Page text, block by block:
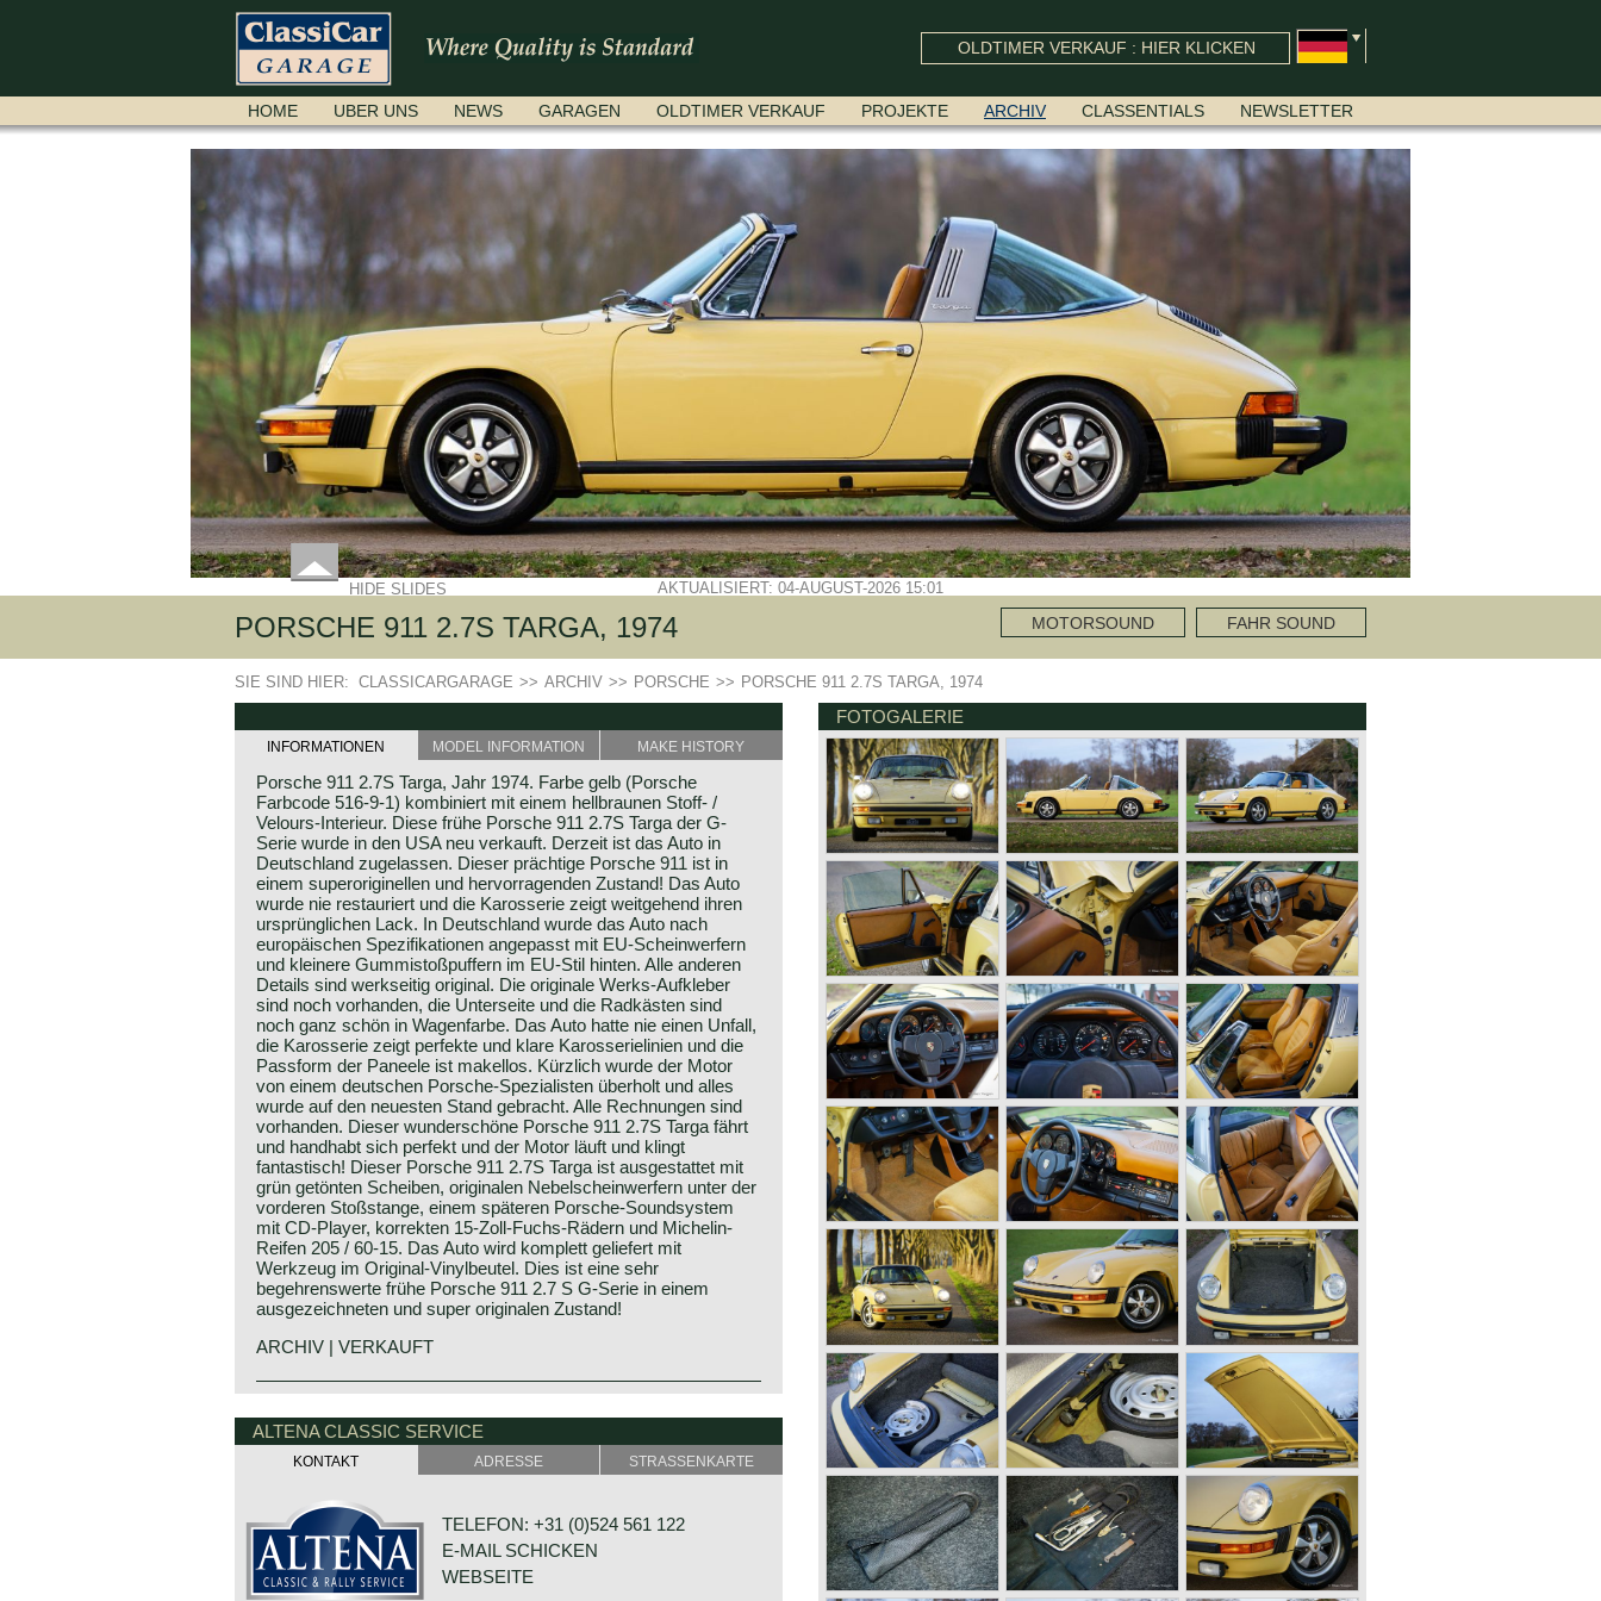
OLDTIMER VERKAUF : HIER KLICKEN
NAVIGATION
ÜBERSPRINGEN
HOME UBER UNS NEWS GARAGEN OLDTIMER VERKAUF PROJEKTE ARCHIV CLASSENTIALS NEWSLETTER
HIDE SLIDES AKTUALISIERT: 04-AUGUST-2026 15:01
PORSCHE 911 2.7S TARGA, 1974 MOTORSOUND FAHR SOUND
SIE SIND HIER: CLASSICARGARAGE >> ARCHIV >> PORSCHE >> PORSCHE 911 2.7S TARGA, 1974
INFORMATIONEN MODEL INFORMATION MAKE HISTORY
Porsche 911 2.7S Targa, Jahr 1974. Farbe gelb (Porsche
Farbcode 516-9-1) kombiniert mit einem hellbraunen Stoff- /
Velours-Interieur. Diese frühe Porsche 911 2.7S Targa der G-
Serie wurde in den USA neu verkauft. Derzeit ist das Auto in
Deutschland zugelassen. Dieser prächtige Porsche 911 ist in
einem superoriginellen und hervorragenden Zustand! Das Auto
wurde nie restauriert und die Karosserie zeigt weitgehend ihren
ursprünglichen Lack. In Deutschland wurde das Auto nach
europäischen Spezifikationen angepasst mit EU-Scheinwerfern
und kleinere Gummistoßpuffern im EU-Stil hinten. Alle anderen
Details sind werkseitig original. Die originale Werks-Aufkleber
sind noch vorhanden, die Unterseite und die Radkästen sind
noch ganz schön in Wagenfarbe. Das Auto hatte nie einen Unfall,
die Karosserie zeigt perfekte und klare Karosserielinien und die
Passform der Paneele ist makellos. Kürzlich wurde der Motor
von einem deutschen Porsche-Spezialisten überholt und alles
wurde auf den neuesten Stand gebracht. Alle Rechnungen sind
vorhanden. Dieser wunderschöne Porsche 911 2.7S Targa fährt
und handhabt sich perfekt und der Motor läuft und klingt
fantastisch! Dieser Porsche 911 2.7S Targa ist ausgestattet mit
grün getönten Scheiben, originalen Nebelscheinwerfern unter der
vorderen Stoßstange, einem späteren Porsche-Soundsystem
mit CD-Player, korrekten 15-Zoll-Fuchs-Rädern und Michelin-
Reifen 205 / 60-15. Das Auto wird komplett geliefert mit
Werkzeug im Original-Vinylbeutel. Dies ist eine sehr
begehrenswerte frühe Porsche 911 2.7 S G-Serie in einem
ausgezeichneten und super originalen Zustand!
ARCHIV | VERKAUFT
Technical data*
6 cylinder boxer engine (OHC)
induction: Bosch K-Jetronic petrol injection
cylinder capacity: 2687 cc.
torque: 235 Nm at 4000 rpm.
top-speed: 220 km/h – 137 mph
acceleration 0-100 km/h: 7.5 sec.
gearbox: 5-speed, manual
weight: 1120 kg.
Porsche history 1931-1990
On 25 april 1931 Professor Ferdinand Porsche founded his
automotive engineering company. The company was named:
"Porsche Konstruktionsburo für Motorenfahrzeug und
automotive manufacturers. Porsche engineering designed and
constructed small cars for Zündapp, NSU and Wanderer.
Porsche also engineered a fair share of the Mercedes-Benz
Grand Prix racing cars and some components were even built by
Porsche engineering.
ALTENA CLASSIC SERVICE
KONTAKT ADRESSE STRASSENKARTE
TELEFON: +31 (0)524 561 122
E-MAIL SCHICKEN
WEBSEITE
FOTOGALERIE